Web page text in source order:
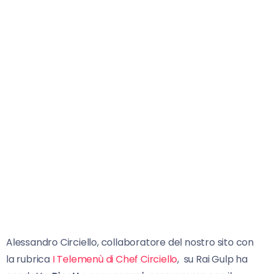
Alessandro Circiello, collaboratore del nostro sito con
la rubrica I Telemenù di Chef Circiello, su Rai Gulp ha